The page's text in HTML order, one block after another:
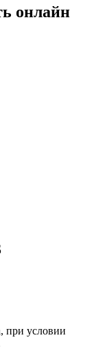
онлайн
при условии